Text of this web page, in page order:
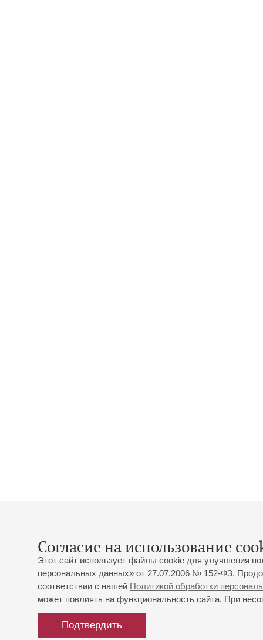
Согласие на использование
Этот сайт использует файлы cookie для улучшения
персональных данных» от 27.07.2006 № 152-ФЗ.
соответствии с нашей Политикой обработки
может повлиять на функциональность сайта. При
Подтвердить